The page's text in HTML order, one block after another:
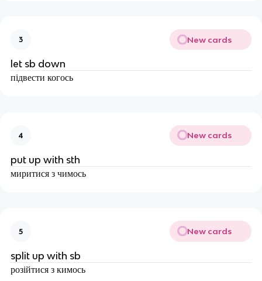
3 New cards
let sb down
підвести когось
4 New cards
put up with sth
миритися з чимось
5 New cards
split up with sb
розійтися з кимось